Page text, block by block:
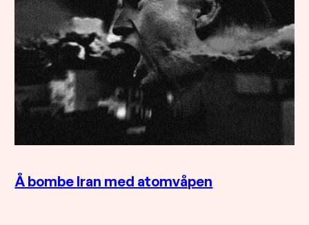
Å bombe Iran med atomvåpen